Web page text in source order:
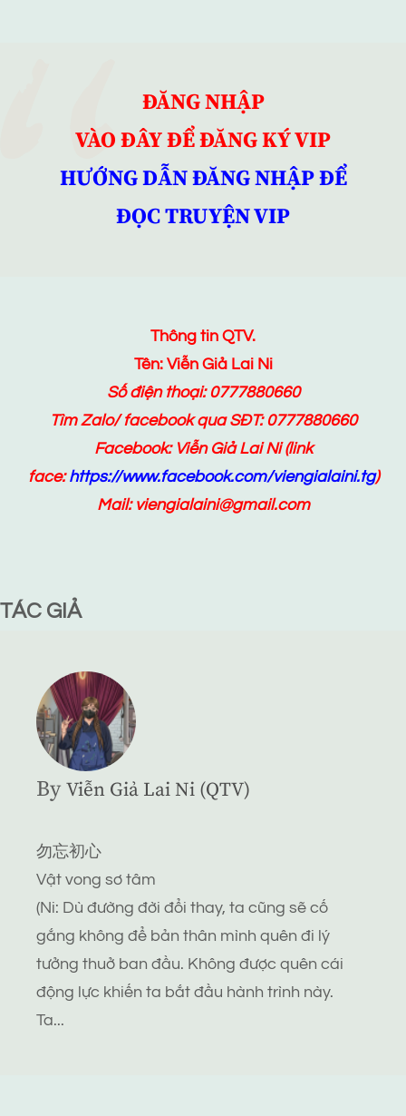
ĐĂNG NHẬP
VÀO ĐÂY ĐỂ ĐĂNG KÝ VIP
HƯỚNG DẪN ĐĂNG NHẬP ĐỂ
ĐỌC TRUYỆN VIP
Thông tin QTV.
Tên: Viễn Giả Lai Ni
Số điện thoại: 0777880660
Tìm Zalo/ facebook qua SĐT: 0777880660
Facebook: Viễn Giả Lai Ni(link
face:https://www.facebook.com/viengialaini.tg)
Mail: viengialaini@gmail.com
TÁC GIẢ
By Viễn Giả Lai Ni (QTV)
勿忘初心
Vật vong sơ tâm
(Ni: Dù đường đời đổi thay, ta cũng sẽ cố
gắng không để bản thân mình quên đi lý
tưởng thuở ban đầu. Không được quên cái
động lực khiến ta bắt đầu hành trình này.
Ta...